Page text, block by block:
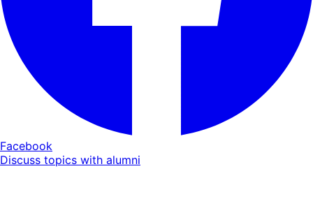
Facebook
Discuss topics with alumni